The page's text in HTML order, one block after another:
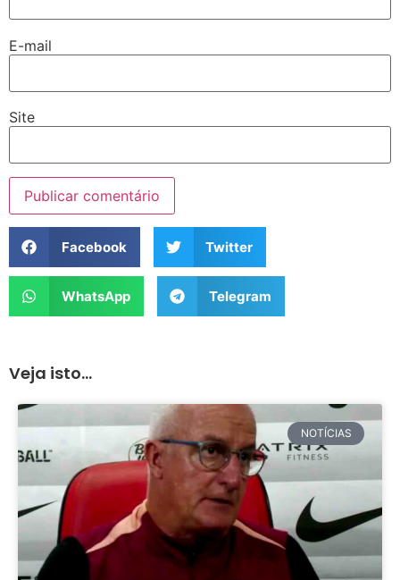
E-mail
Site
Facebook Twitter
WhatsApp Telegram
Veja isto...
NOTÍCIAS